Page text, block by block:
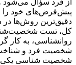
پیش‌فرض‌های خود را
دقیق‌ترین روش‌ها
کل، تست
روانشناسی، به کار
شخصیت فرد و
شخصیت شناسی یکی